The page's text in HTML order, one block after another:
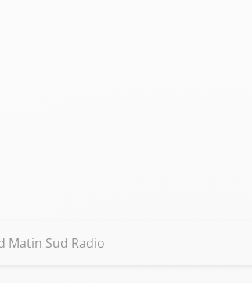
Matin Sud Radio